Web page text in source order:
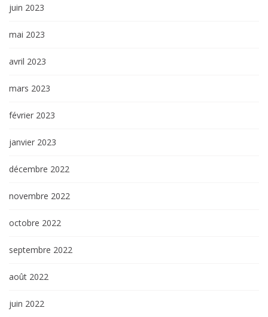
juin 2023
mai 2023
avril 2023
mars 2023
février 2023
janvier 2023
décembre 2022
novembre 2022
octobre 2022
septembre 2022
août 2022
juin 2022